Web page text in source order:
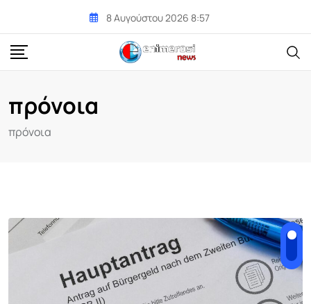
content
8 Αυγούστου 2026 8:57
πρόνοια
πρόνοια